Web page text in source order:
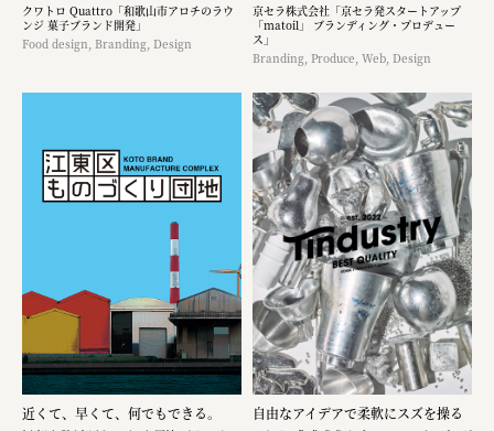
クワトロ Quattro「和歌山市アロチのラウ
ンジ 菓子ブランド開発」
Food design, Branding, Design
京セラ株式会社「京セラ発スタートアップ
「matoil」 ブランディング・プロデュー
ス」
Branding, Produce, Web, Design
近くて、早くて、何でもできる。 自由なアイデアで柔軟にスズを操る